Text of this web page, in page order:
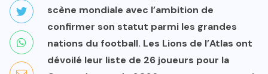
scène mondiale avec l’ambition de
confirmer son statut parmi les grandes
nations du football. Les Lions de l’Atlas ont
dévoilé leur liste de 26 joueurs pour la